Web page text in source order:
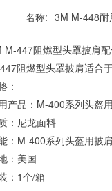
名称: 3M M-448耐
M-447阻燃型头罩披肩
阻燃型头罩披肩适合
：
产品：M-400系列头盔
：尼龙面料
：M-400系列头盔用披
：美国
：1个/箱